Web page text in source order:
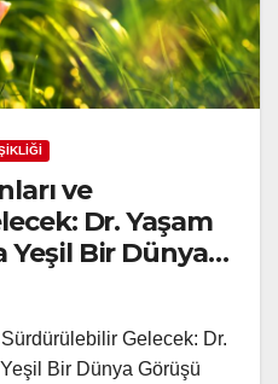
ve
Dr. Yaşam
Yeşil Bir Dünya
Gelecek: Dr.
Bir Dünya Görüşü